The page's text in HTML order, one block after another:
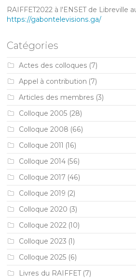
RAIFFET2022 à l'ENSET de Libreville
https://gabontelevisions.ga/
Catégories
Actes des colloques (7)
Appel à contribution (7)
Articles des membres (3)
Colloque 2005 (28)
Colloque 2008 (66)
Colloque 2011 (16)
Colloque 2014 (56)
Colloque 2017 (46)
Colloque 2019 (2)
Colloque 2020 (3)
Colloque 2022 (10)
Colloque 2023 (1)
Colloque 2025 (6)
Livres du RAIFFET(7)